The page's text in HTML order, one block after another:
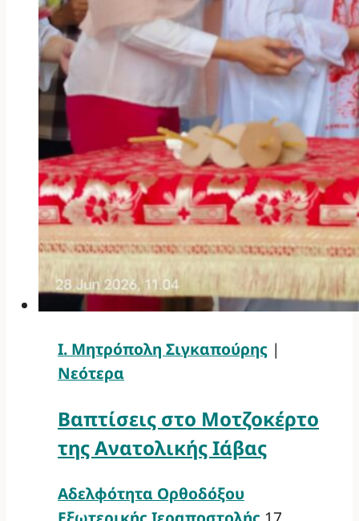
Ι. Μητρόπολη Σιγκαπούρης |
Νεότερα
Βαπτίσεις στο Μοτζοκέρτο
της Ανατολικής Ιάβας
Αδελφότητα Ορθοδόξου